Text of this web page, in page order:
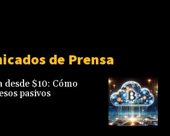
de Prensa
$10: Cómo
pasivos